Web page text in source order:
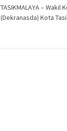
TASIKMALAYA – Wakil
(Dekranasda) Kota